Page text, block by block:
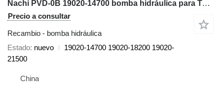
Nachi PVD-0B 19020-14700 bomba hidráulica para Takeuchi TB014 TB016 miniexcavadora
Precio a consultar
Recambio - bomba hidráulica
Estado nuevo
19020-14700 19020-18200 19020-
21500
China